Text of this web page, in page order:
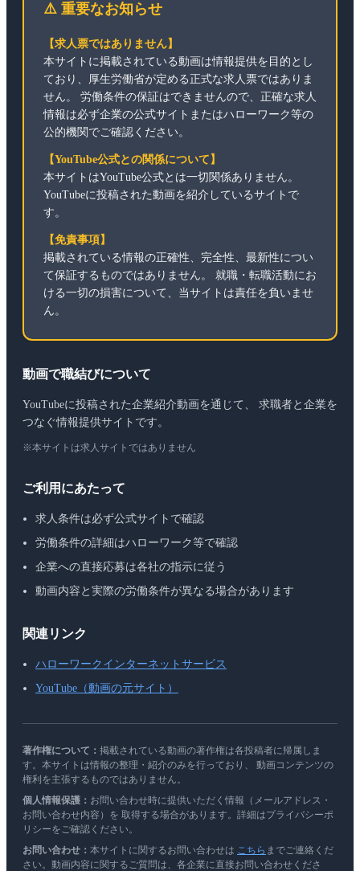
⚠️ 重要なお知らせ
【求人票ではありません】
本サイトに掲載されている動画は情報提供を目的とし
ており、厚生労働省が定める正式な求人票ではありま
せん。 労働条件の保証はできませんので、正確な求人
情報は必ず企業の公式サイトまたはハローワーク等の
公的機関でご確認ください。
【YouTube公式との関係について】
本サイトはYouTube公式とは一切関係ありません。
YouTubeに投稿された動画を紹介しているサイトで
す。
【免責事項】
掲載されている情報の正確性、完全性、最新性につい
て保証するものではありません。 就職・転職活動にお
ける一切の損害について、当サイトは責任を負いませ
ん。
動画で職結びについて
YouTubeに投稿された企業紹介動画を通じて、 求職者と企業を
つなぐ情報提供サイトです。
※本サイトは求人サイトではありません
ご利用にあたって
求人条件は必ず公式サイトで確認
労働条件の詳細はハローワーク等で確認
企業への直接応募は各社の指示に従う
動画内容と実際の労働条件が異なる場合があります
関連リンク
ハローワークインターネットサービス
YouTube（動画の元サイト）
著作権について： 掲載されている動画の著作権は各投稿者に帰属しま
す。本サイトは情報の整理・紹介のみを行っており、 動画コンテンツの
権利を主張するものではありません。
個人情報保護： お問い合わせ時に提供いただく情報（メールアドレス・
お問い合わせ内容）を 取得する場合があります。詳細はプライバシーポ
リシーをご確認ください。
お問い合わせ： 本サイトに関するお問い合わせは こちら までご連絡くだ
さい。動画内容に関するご質問は、各企業に直接お問い合わせくださ